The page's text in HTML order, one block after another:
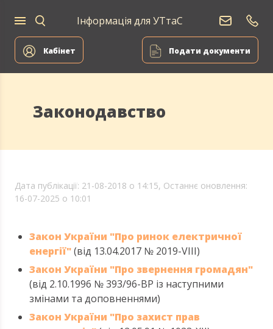
Кабінет Подати документи
Інформація для УТтаС
Законодавство
Дата публікації: 21-08-2018 о 14:15, Останнє оновлення:
16-07-2025 о 10:01
Закон України "Про ринок електричної
енергії"(від 13.04.2017 № 2019-VIII)
Закон України "Про звернення громадян"
(від 2.10.1996 № 393/96-ВР із наступними
змінами та доповненнями)
Закон України "Про захист прав